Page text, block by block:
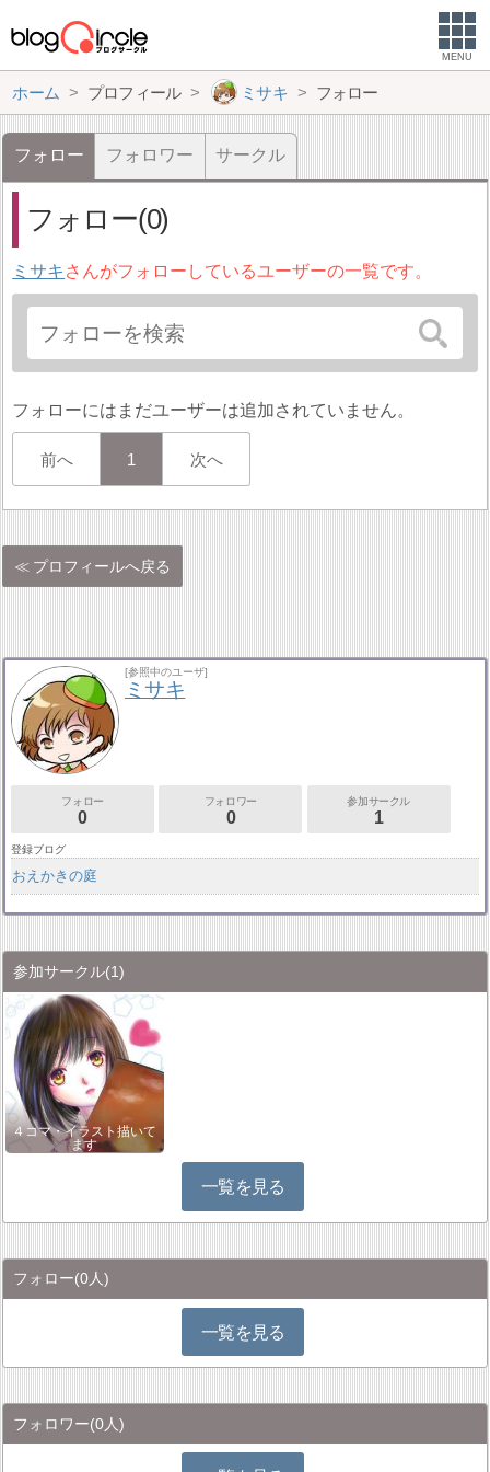
MENU
ホーム プロフィール ミサキ フォロー
フォロー フォロワー サークル
フォロー(0)
ミサキ さんがフォローしているユーザーの一覧です。
フォローにはまだユーザーは追加されていません。
前へ 1 次へ
プロフィールへ戻る
[参照中のユーザ]
ミサキ
フォロー
0
フォロワー
0
参加サークル
1
登録ブログ
おえかきの庭
参加サークル(1)
４コマ・イラスト描いて
ます
一覧を見る
フォロー(0人)
一覧を見る
フォロワー(0人)